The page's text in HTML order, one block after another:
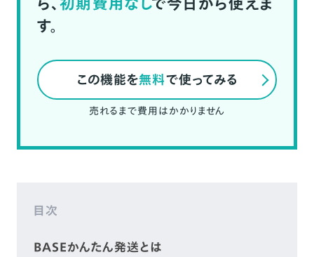
す。
この機能を無料で使ってみる
売れるまで費用はかかりません
目次
BASEかんたん発送とは